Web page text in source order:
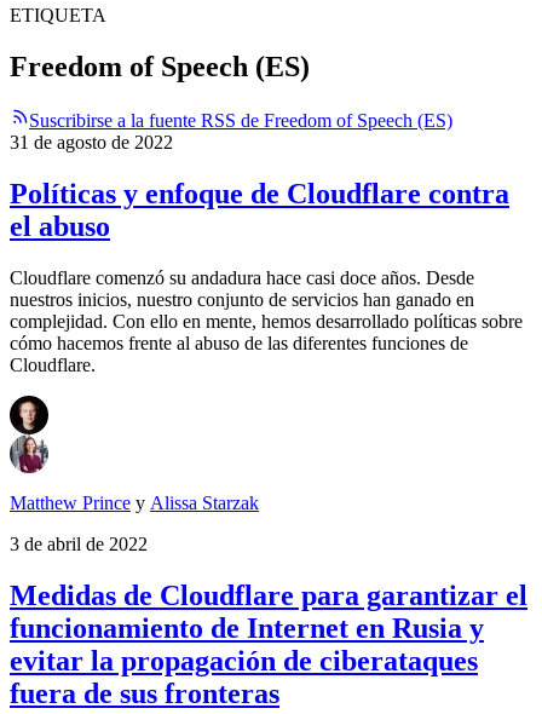
ETIQUETA
Freedom of Speech (ES)
Suscribirse a la fuente RSS de Freedom of Speech (ES)
31 de agosto de 2022
Políticas y enfoque de Cloudflare contra
el abuso
Cloudflare comenzó su andadura hace casi doce años. Desde
nuestros inicios, nuestro conjunto de servicios han ganado en
complejidad. Con ello en mente, hemos desarrollado políticas sobre
cómo hacemos frente al abuso de las diferentes funciones de
Cloudflare.
Matthew Prince y Alissa Starzak
3 de abril de 2022
Medidas de Cloudflare para garantizar el
funcionamiento de Internet en Rusia y
evitar la propagación de ciberataques
fuera de sus fronteras